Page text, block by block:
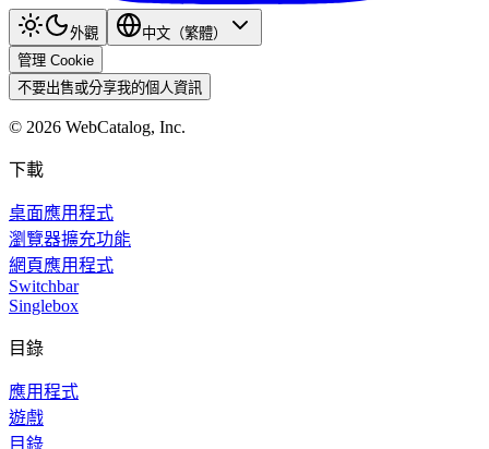
外觀
中文（繁體）
管理 Cookie
不要出售或分享我的個人資訊
© 2026 WebCatalog, Inc.
下載
桌面應用程式
瀏覽器擴充功能
網頁應用程式
Switchbar
Singlebox
目錄
應用程式
遊戲
目錄